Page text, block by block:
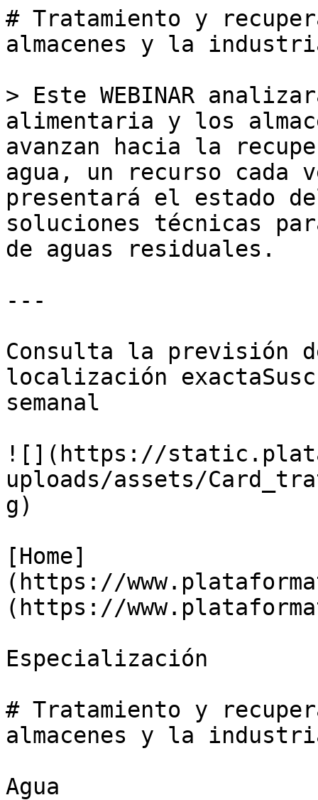
# Tratamiento y
almacenes y la
> Este WEBINAR
alimentaria y los
avanzan hacia la
agua, un recurso cada
presentará el estado
soluciones técnicas
de aguas residuales.
---
Consulta la previsión
localización
semanal
![](https://
uploads/assets/
g)
[Home]
(https://
(https://
Especialización
# Tratamiento y
almacenes y la
Agua